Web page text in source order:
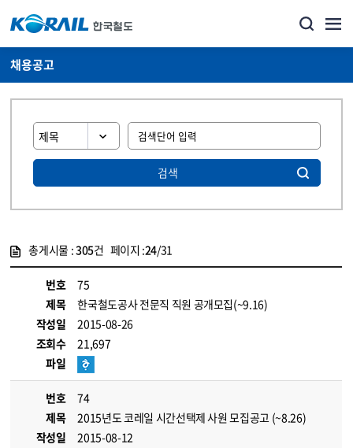
채용공고
검색
총게시물 :305건 페이지 :24/31
번호
75
제목
한국철도공사 전문직 직원 공개모집(~9.16)
작성일
2015-08-26
조회수
21,697
파일
번호
74
제목
2015년도 코레일 시간선택제 사원 모집공고 (~8.26)
작성일
2015-08-12